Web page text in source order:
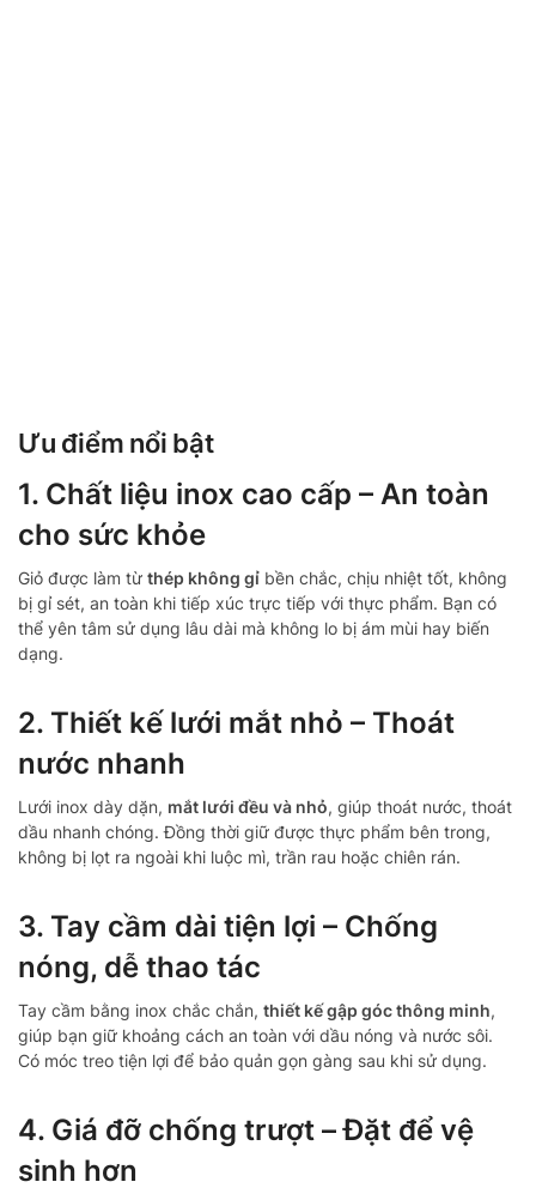
Ưu điểm nổi bật
1. Chất liệu inox cao cấp – An toàn
cho sức khỏe
Giỏ được làm từ thép không gỉ bền chắc, chịu nhiệt tốt, không
bị gỉ sét, an toàn khi tiếp xúc trực tiếp với thực phẩm. Bạn có
thể yên tâm sử dụng lâu dài mà không lo bị ám mùi hay biến
dạng.
2. Thiết kế lưới mắt nhỏ – Thoát
nước nhanh
Lưới inox dày dặn, mắt lưới đều và nhỏ, giúp thoát nước, thoát
dầu nhanh chóng. Đồng thời giữ được thực phẩm bên trong,
không bị lọt ra ngoài khi luộc mì, trần rau hoặc chiên rán.
3. Tay cầm dài tiện lợi – Chống
nóng, dễ thao tác
Tay cầm bằng inox chắc chắn, thiết kế gập góc thông minh,
giúp bạn giữ khoảng cách an toàn với dầu nóng và nước sôi.
Có móc treo tiện lợi để bảo quản gọn gàng sau khi sử dụng.
4. Giá đỡ chống trượt – Đặt để vệ
sinh hơn